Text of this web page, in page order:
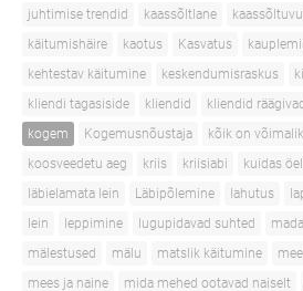
juhtimise trendid
kaassõltlane
käitumishäire
kaotus Kasvatus
kehtestav käitumine
keskendumisraskus
kliendi tagasiside
kliendid kliendid räägivad
kogem
Kogemusnõustaja kõik on võimalik
koosveedetu aeg
kriis kriisiabi kuidas
läbielamata lein
Läbipõlemine lahutus
lein
leppimine lugupidavad suhted
mälestused
mälu matslik käitumine
mees ja naine
mida mehed ootavad naiselt